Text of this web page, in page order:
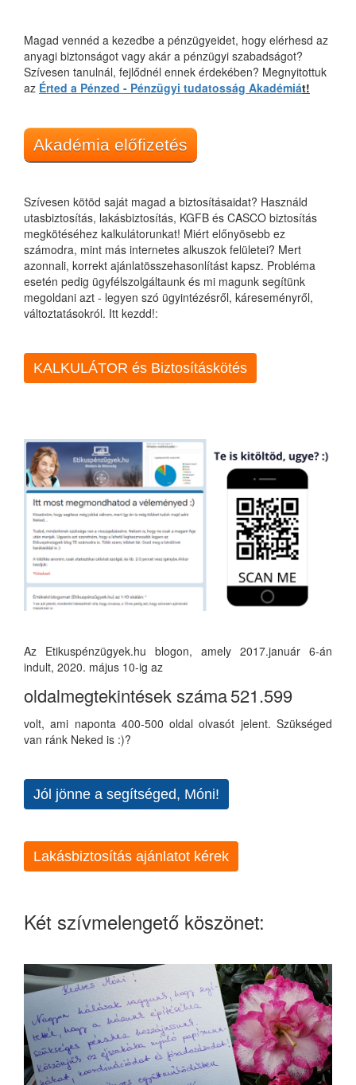
Magad vennéd a kezedbe a pénzügyeidet, hogy elérhesd az
anyagi biztonságot vagy akár a pénzügyi szabadságot?
Szívesen tanulnál, fejlődnél ennek érdekében? Megnyitottuk
az Érted a Pénzed - Pénzügyi tudatosság Akadémiát!
Akadémia előfizetés
Szívesen kötöd saját magad a biztosításaidat? Használd
utasbiztosítás, lakásbiztosítás, KGFB és CASCO biztosítás
megkötéséhez kalkulátorunkat! Miért előnyösebb ez
számodra, mint más internetes alkuszok felületei? Mert
azonnali, korrekt ajánlatösszehasonlítást kapsz. Probléma
esetén pedig ügyfélszolgáltaunk és mi magunk segítünk
megoldani azt - legyen szó ügyintézésről, káreseményről,
változtatásokról. Itt kezdd!:
KALKULÁTOR és Biztosításkötés
Az Etikuspénzügyek.hu blogon, amely 2017.január 6-án
indult, 2020. május 10-ig az
oldalmegtekintések száma521.599
volt, ami naponta 400-500 oldal olvasót jelent. Szükséged
van ránk Neked is :)?
Jól jönne a segítséged, Móni!
Lakásbiztosítás ajánlatot kérek
Két szívmelengető köszönet: